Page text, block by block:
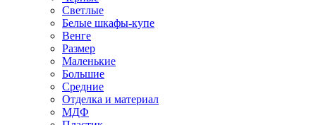
Светлые
Белые шкафы-купе
Венге
Размер
Маленькие
Большие
Средние
Отделка и материал
МДФ